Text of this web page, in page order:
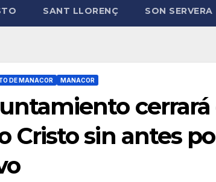
SANT LLORENÇ SON SERVERA
DE MANACOR MANACOR
Cristo sin antes